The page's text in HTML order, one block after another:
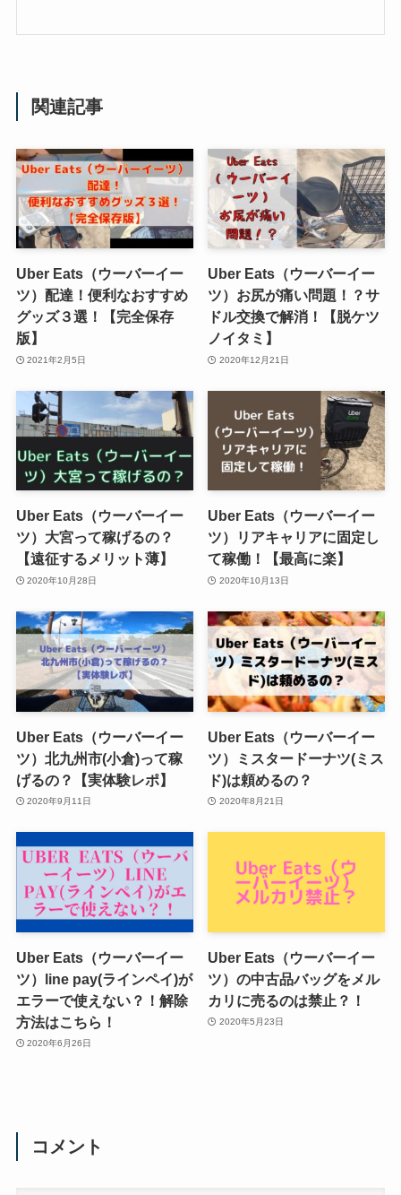
関連記事
Uber Eats（ウーバーイー
ツ）配達！便利なおすすめ
グッズ３選！【完全保存
版】
2021年2月5日
Uber Eats（ウーバーイー
ツ）お尻が痛い問題！？サ
ドル交換で解消！【脱ケツ
ノイタミ】
2020年12月21日
Uber Eats（ウーバーイー
ツ）大宮って稼げるの？
【遠征するメリット薄】
2020年10月28日
Uber Eats（ウーバーイー
ツ）リアキャリアに固定し
て稼働！【最高に楽】
2020年10月13日
Uber Eats（ウーバーイー
ツ）北九州市(小倉)って稼
げるの？【実体験レポ】
2020年9月11日
Uber Eats（ウーバーイー
ツ）ミスタードーナツ(ミス
ド)は頼めるの？
2020年8月21日
Uber Eats（ウーバーイー
ツ）line pay(ラインペイ)が
エラーで使えない？！解除
方法はこちら！
2020年6月26日
Uber Eats（ウーバーイー
ツ）の中古品バッグをメル
カリに売るのは禁止？！
2020年5月23日
コメント